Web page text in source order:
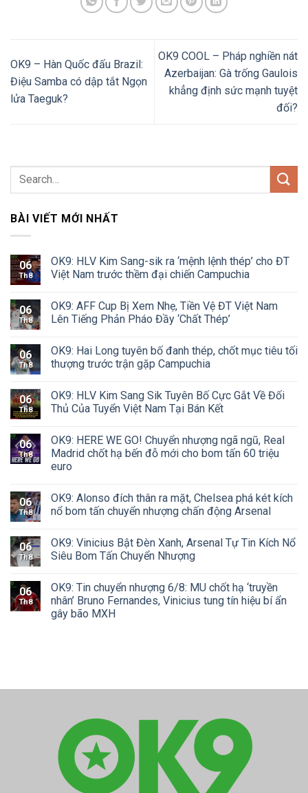
OK9 – Hàn Quốc đấu Brazil:
Điệu Samba có dập tắt Ngọn
lửa Taeguk?
OK9 COOL – Pháp nghiền nát
Azerbaijan: Gà trống Gaulois
khẳng định sức mạnh tuyệt
đối?
BÀI VIẾT MỚI NHẤT
06
Th8
OK9: HLV Kim Sang-sik ra ‘mệnh lệnh thép’ cho ĐT
Việt Nam trước thềm đại chiến Campuchia
06
Th8
OK9: AFF Cup Bị Xem Nhẹ, Tiền Vệ ĐT Việt Nam
Lên Tiếng Phản Pháo Đầy ‘Chất Thép’
06
Th8
OK9: Hai Long tuyên bố đanh thép, chốt mục tiêu tối
thượng trước trận gặp Campuchia
06
Th8
OK9: HLV Kim Sang Sik Tuyên Bố Cực Gắt Về Đối
Thủ Của Tuyển Việt Nam Tại Bán Kết
06
Th8
OK9: HERE WE GO! Chuyển nhượng ngã ngũ, Real
Madrid chốt hạ bến đỗ mới cho bom tấn 60 triệu
euro
06
Th8
OK9: Alonso đích thân ra mặt, Chelsea phá két kích
nổ bom tấn chuyển nhượng chấn động Arsenal
06
Th8
OK9: Vinicius Bật Đèn Xanh, Arsenal Tự Tin Kích Nổ
Siêu Bom Tấn Chuyển Nhượng
06
Th8
OK9: Tin chuyển nhượng 6/8: MU chốt hạ ‘truyền
nhân’ Bruno Fernandes, Vinicius tung tín hiệu bí ẩn
gây bão MXH